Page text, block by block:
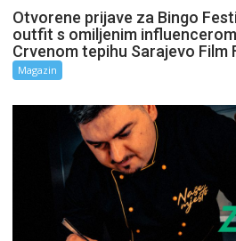
Otvorene prijave za Bingo
outfit s omiljenim
Crvenom tepihu Sarajevo Film
Magazin